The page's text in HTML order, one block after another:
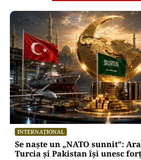
INTERNAȚIONAL
Se naște un „NATO sunnit”:
Turcia și Pakistan își unesc